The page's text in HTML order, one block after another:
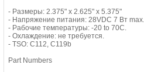
- Размеры: 2.375" x 2.625" x 5.375"
- Напряжение питания: 28VDC 7 Вт max.
- Рабочие температуры: -20 to 70C.
- Охлаждение: не требуется.
- TSO: C112, C119b
Part Numbers